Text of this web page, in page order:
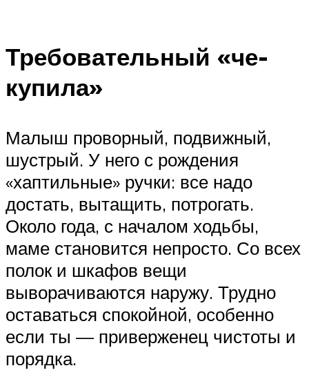
Требовательный «че-
купила»
Малыш проворный, подвижный,
шустрый. У него с рождения
«хаптильные» ручки: все надо
достать, вытащить, потрогать.
Около года, с началом ходьбы,
маме становится непросто. Со всех
полок и шкафов вещи
выворачиваются наружу. Трудно
оставаться спокойной, особенно
если ты — приверженец чистоты и
порядка.